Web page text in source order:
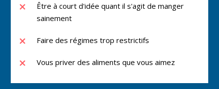
Être à court d'idée quant il s'agit de manger
sainement
Faire des régimes trop restrictifs
Vous priver des aliments que vous aimez